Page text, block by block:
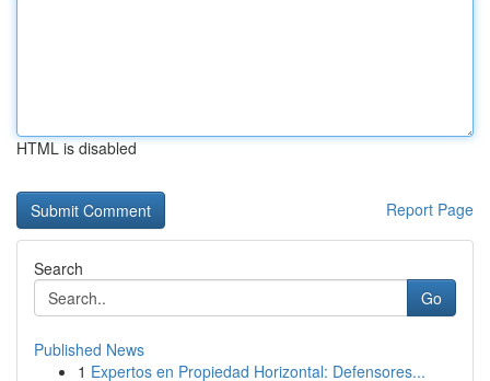
HTML is disabled
Report Page
Search
Go
Published News
1 Expertos en Propiedad Horizontal: Defensores...